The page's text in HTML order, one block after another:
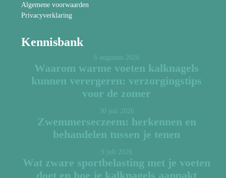
Algemene voorwaarden
Privacyverklaring
Kennisbank
6 augustus 2026
Waarom warme voeten kalknagels
kunnen verergeren: verzorgingstips
voor de zomer
30 juli 2026
Zwemmerseczeem: herkennen en
behandelen tussen je tenen
9 juli 2026
Wat zware sportbelasting met je voeten
doet en hoe je kalknagels aanpakt